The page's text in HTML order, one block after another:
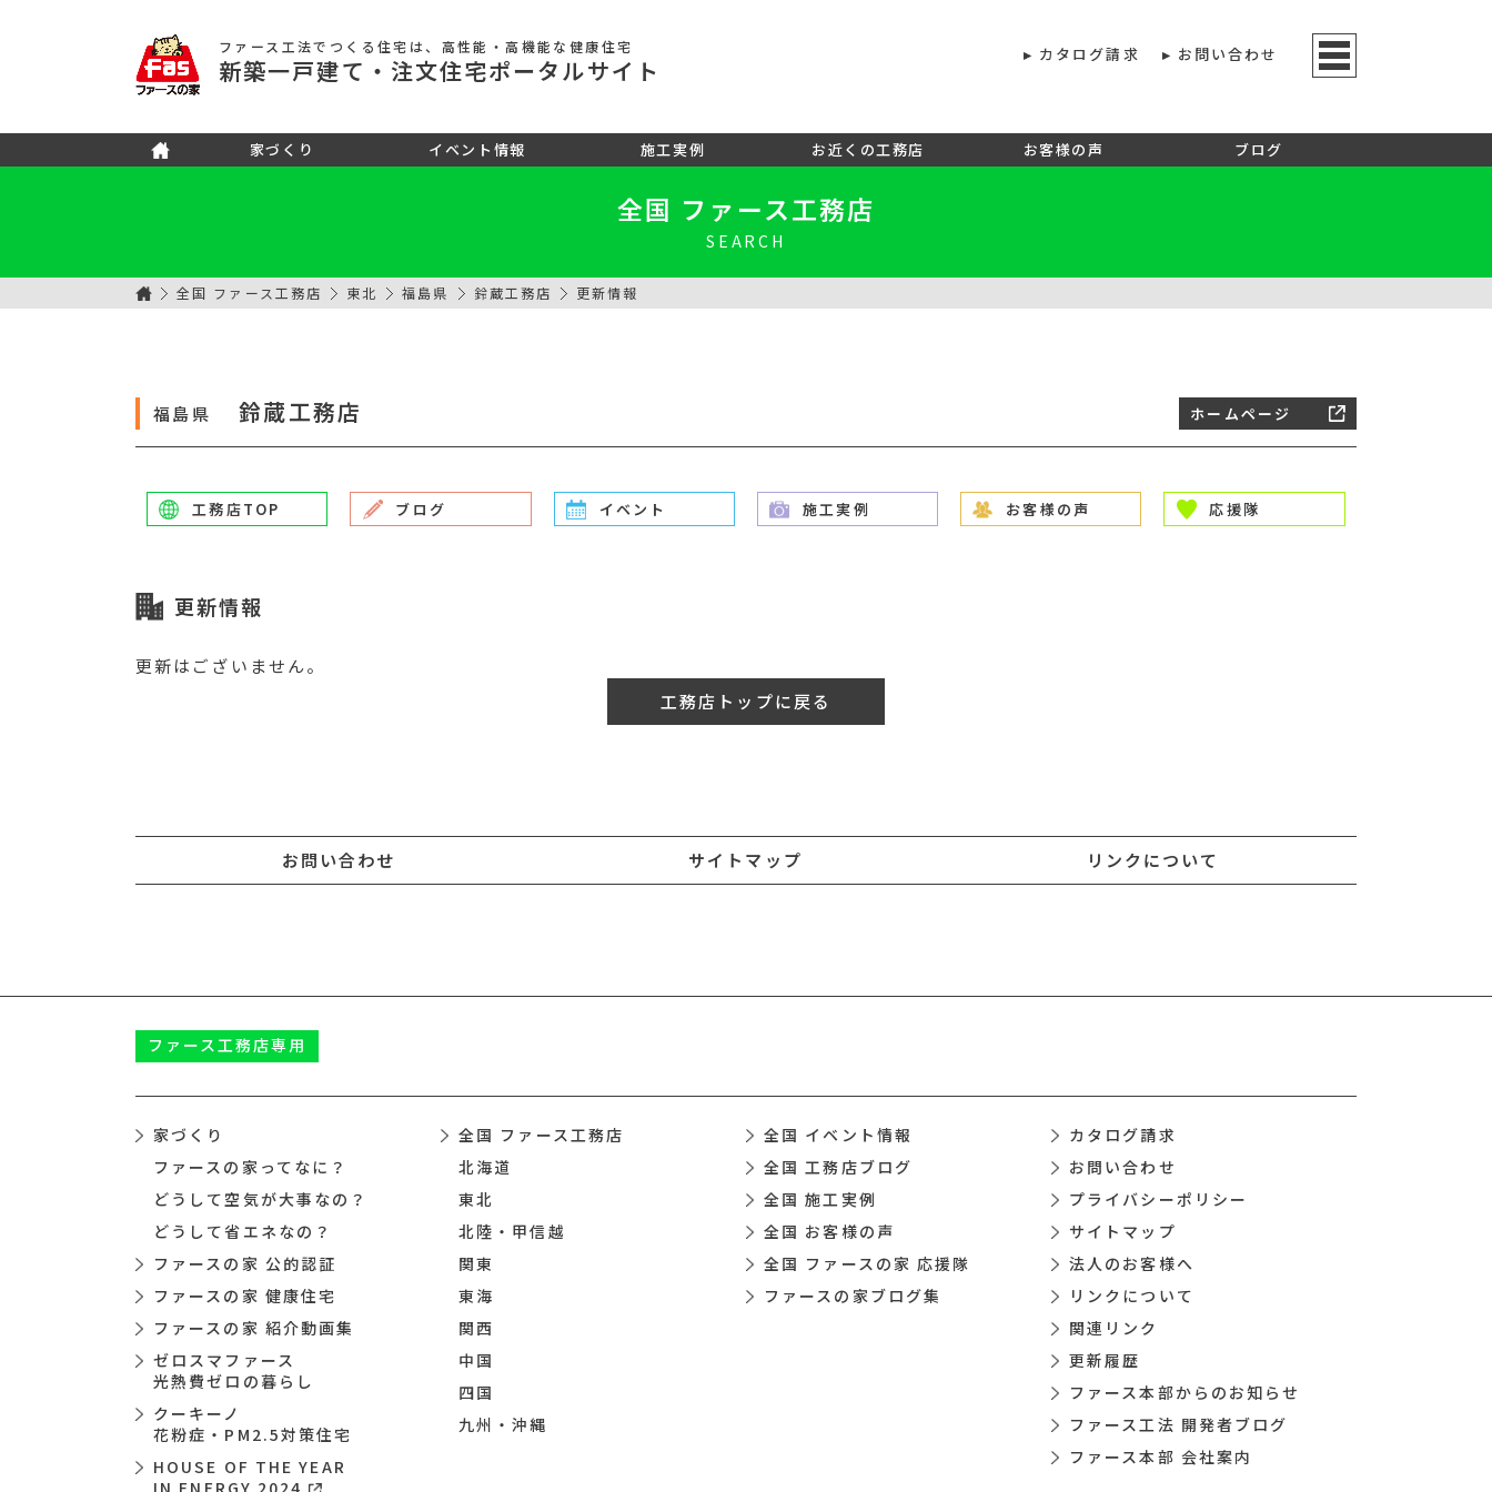
ファース工法でつくる住宅 は、高性能・高機能な健康住宅
新築一戸建て ・注文住宅ポータルサイト
カタログ請求 お問い合わせ
家づくり イベント情報 施工実例 お近くの工務店 お客様の声 ブログ
全国 ファース工務店
SEARCH
全国 ファース工務店 東北 福島県 鈴蔵工務店 更新情報
福島県 鈴蔵工務店 ホームページ
工務店TOP ブログ イベント 施工実例 お客様の声 応援隊
更新情報
更新はございません。
工務店トップに戻る
お問い合わせ サイトマップ リンクについて
ファース工務店専用
家づくり
ファースの家ってなに？
どうして空気が大事なの？
どうして省エネなの？
ファースの家 公的認証
ファースの家 健康住宅
ファースの家 紹介動画集
ゼロスマファース
光熱費ゼロの暮らし
クーキーノ
花粉症・PM2.5対策住宅
HOUSE OF THE YEAR
IN ENERGY 2024
全国 ファース工務店
北海道
東北
北陸・甲信越
関東
東海
関西
中国
四国
九州・沖縄
全国 イベント情報
全国 工務店ブログ
全国 施工実例
全国 お客様の声
全国 ファースの家 応援隊
ファースの家ブログ集
カタログ請求
お問い合わせ
プライバシーポリシー
サイトマップ
法人のお客様へ
リンクについて
関連リンク
更新履歴
ファース本部からのお知らせ
ファース工法 開発者ブログ
ファース本部 会社案内